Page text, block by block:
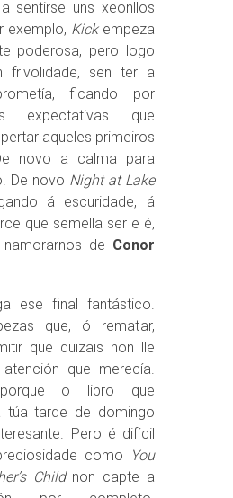
sentirse uns xeonllos
exemplo, Kickempeza
poderosa, pero logo
frivolidade, sen ter a
ficando por
expectativas que
aqueles primeiros
novo a calma para
De novo Night at Lake
á escuridade, á
que semella ser e é,
de Conor
ese final fantástico.
que, ó rematar,
que quizais non lle
que merecía.
o libro que
túa tarde de domingo
Pero é difícil
como
You
Childnon capte a